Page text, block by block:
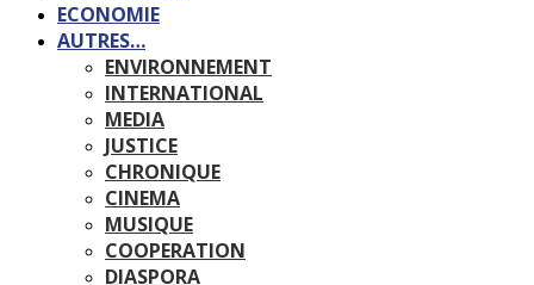
ECONOMIE
AUTRES…
ENVIRONNEMENT
INTERNATIONAL
MEDIA
JUSTICE
CHRONIQUE
CINEMA
MUSIQUE
COOPERATION
DIASPORA